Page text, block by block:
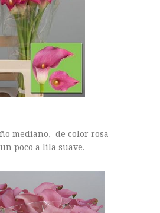
mediano, de color rosa
poco a lila suave.